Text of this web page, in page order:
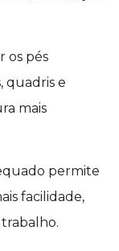
os pés
quadris e
mais
permite
facilidade,